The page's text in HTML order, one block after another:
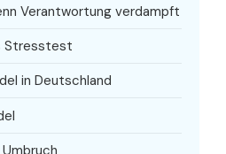
Verantwortung verdampft
Stresstest
in Deutschland